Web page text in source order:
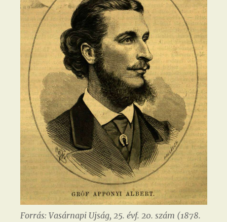
Forrás: Vasárnapi Ujság, 25. évf. 20. szám (1878.